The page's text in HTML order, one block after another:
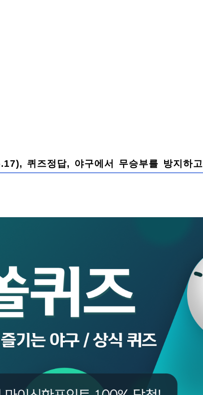
퀴즈정답, 야구에서 무승부를 방지하고